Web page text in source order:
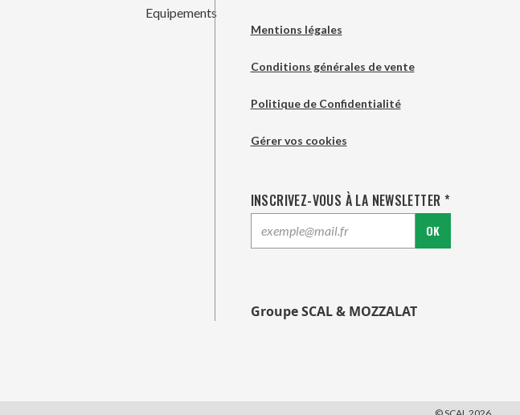
Equipements
Mentions légales
Conditions générales de vente
Politique de Confidentialité
Gérer vos cookies
INSCRIVEZ-VOUS À LA NEWSLETTER *
OK
Groupe SCAL & MOZZALAT